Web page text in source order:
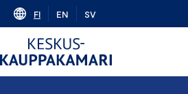
Skip
content
FI EN SV